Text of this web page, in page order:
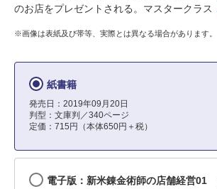
のお店をプレゼントされる。マスタークラス
※画像は表紙及び帯等、実際とは異なる場合があります。
紙書籍
発売日：2019年09月20日
判型：文庫判／340ページ
定価：715円（本体650円＋税）
電子版：新米錬金術師の店舗経営01